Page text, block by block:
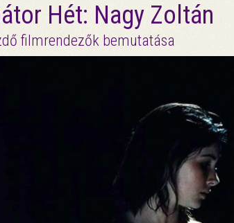
Hét: Nagy Zoltán
filmrendezők bemutatása